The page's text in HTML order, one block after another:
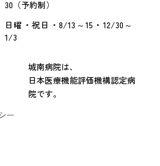
30（予約制）
日曜・祝日・8/13～15・12/30～
1/3
城南病院は、
日本医療機能評価機構認定病
院です。
ー